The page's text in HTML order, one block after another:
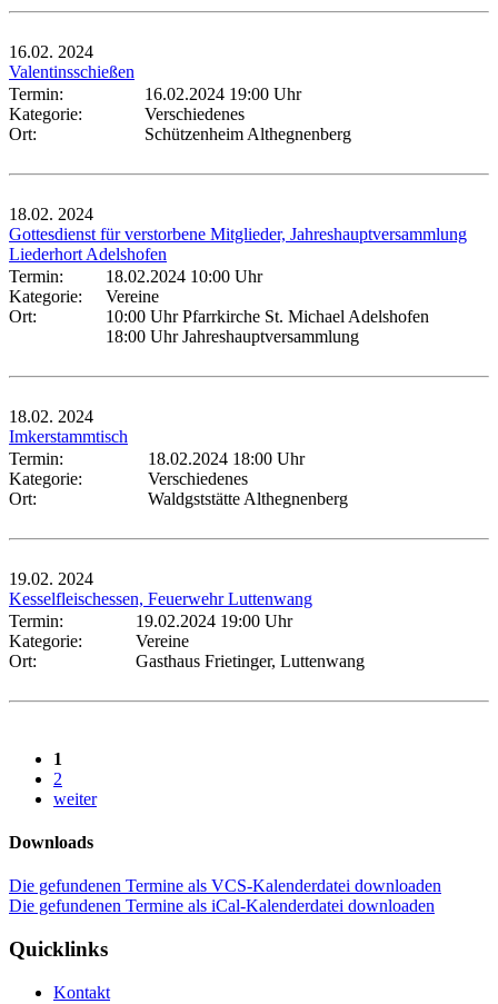
16.02. 2024
Valentinsschießen
Termin:
16.02.2024 19:00 Uhr
Kategorie:
Verschiedenes
Ort:
Schützenheim Althegnenberg
18.02. 2024
Gottesdienst für verstorbene Mitglieder, Jahreshauptversammlung
Liederhort Adelshofen
Termin:
18.02.2024 10:00 Uhr
Kategorie:
Vereine
Ort:
10:00 Uhr Pfarrkirche St. Michael Adelshofen
18:00 Uhr Jahreshauptversammlung
18.02. 2024
Imkerstammtisch
Termin:
18.02.2024 18:00 Uhr
Kategorie:
Verschiedenes
Ort:
Waldgststätte Althegnenberg
19.02. 2024
Kesselfleischessen, Feuerwehr Luttenwang
Termin:
19.02.2024 19:00 Uhr
Kategorie:
Vereine
Ort:
Gasthaus Frietinger, Luttenwang
1
2
weiter
Downloads
Die gefundenen Termine als VCS-Kalenderdatei downloaden
Die gefundenen Termine als iCal-Kalenderdatei downloaden
Quicklinks
Kontakt